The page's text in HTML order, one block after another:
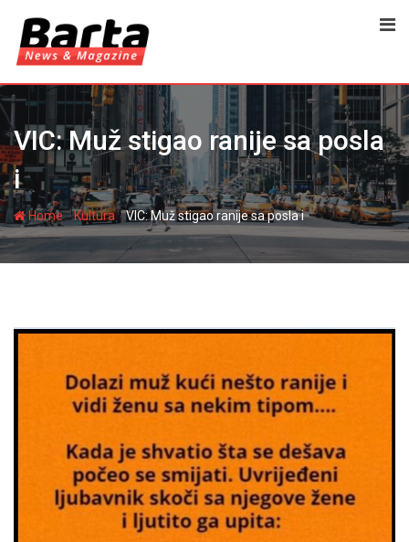
content
VIC: Muž stigao ranije sa posla
i
Home-Kultura-VIC: Muž stigao ranije sa posla i